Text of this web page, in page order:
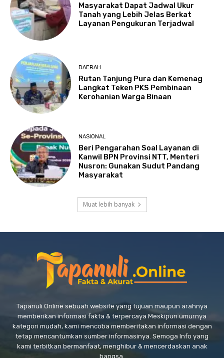
Masyarakat Dapat Jadwal Ukur
Tanah yang Lebih Jelas Berkat
Layanan Pengukuran Terjadwal
DAERAH
Rutan Tanjung Pura dan Kemenag
Langkat Teken PKS Pembinaan
Kerohanian Warga Binaan
NASIONAL
Beri Pengarahan Soal Layanan di
Kanwil BPN Provinsi NTT, Menteri
Nusron: Gunakan Sudut Pandang
Masyarakat
Muat lebih banyak
Tapanuli Online sebuah website yang tujuan maupun arahnya
memberikan informasi fakta & terpercaya Meskipun umurnya
kategori mudah, kami mencoba memberitakan informasi dengan
tetap mencantumkan sumber informasinya. Semoga Info yang
kami terbitkan bermanfaat, menghibur & mencerdaskan anak
bangsa.